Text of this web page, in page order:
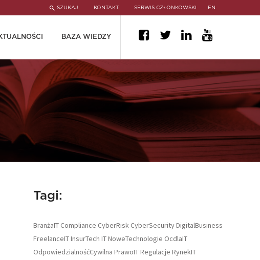
SZUKAJ KONTAKT SERWIS CZŁONKOWSKI EN
BAZA WIEDZY
Tagi:
BranżaIT Compliance CyberRisk CyberSecurityDigitalBusiness
FreelanceITInsurTech ITNoweTechnologie OcdlaIT
OdpowiedzialnośćCywilna PrawoITRegulacje RynekIT